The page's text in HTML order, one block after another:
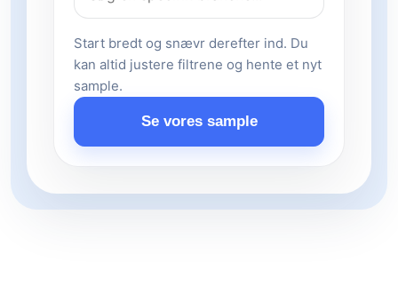
Start bredt og snævr derefter ind. Du
kan altid justere filtrene og hente et nyt
sample.
Se vores sample